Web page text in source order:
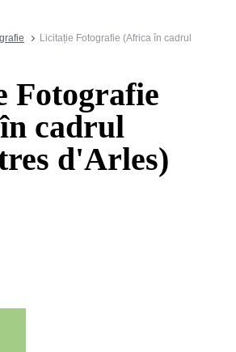
Licitație Fotografie (Africa în cadrul
Fotografie
cadrul
d'Arles)